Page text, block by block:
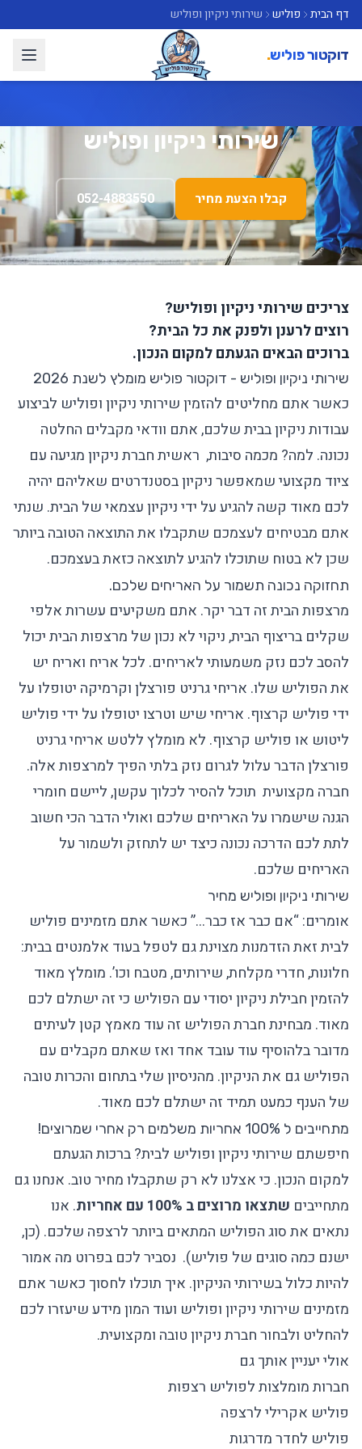
דף הבית פוליש שירותי ניקיון ופוליש
דוקטור פוליש.
שירותי ניקיון ופוליש
קבלו הצעת מחיר 052-4883550
צריכים שירותי ניקיון ופוליש?
רוצים לרענן ולפנק את כל הבית?
ברוכים הבאים הגעתם למקום הנכון.
שירותי ניקיון ופוליש - דוקטור פוליש מומלץ לשנת 2026
כאשר אתם מחליטים להזמין שירותי ניקיון ופוליש לביצוע
עבודות ניקיון בבית שלכם, אתם וודאי מקבלים החלטה
נכונה. למה? מכמה סיבות, ראשיתחברת ניקיוןמגיעה עם
ציוד מקצועי שמאפשר ניקיון בסטנדרטים שאליהם יהיה
לכם מאוד קשה להגיע על ידי ניקיון עצמאי של הבית. שנתי
אתם מבטיחים לעצמכם שתקבלו את התוצאה הטובה ביותר
שכן לא בטוח שתוכלו להגיע לתוצאה כזאת בעצמכם.
תחזוקה נכונה תשמור על האריחים שלכם.
מרצפות הבית זה דבר יקר. אתם משקיעים עשרות אלפי
שקלים בריצוף הבית, ניקוי לא נכון של מרצפות הבית יכול
להסב לכם נזק משמעותי לאריחים. לכל אריח ואריח יש
את הפוליש שלו. אריחי גרניט פורצלן וקרמיקה יטופלו על
ידי פוליש קרצוף. אריחי שיש וטרצו יטופלו על ידי פוליש
ליטוש או פוליש קרצוף. לא מומלץ ללטש אריחי גרניט
פורצלן הדבר עלול לגרום נזק בלתי הפיך למרצפות אלה.
חברה מקצועית תוכל להסיר לכלוך עקשן, ליישם חומרי
הגנה שישמרו על האריחים שלכם ואולי הדבר הכי חשוב
לתת לכם הדרכה נכונה כיצד יש לתחזק ולשמור על
האריחים שלכם.
שירותי ניקיון ופוליש מחיר
אומרים: “אם כבר אז כבר…” כאשר אתם מזמינים פוליש
לבית זאת הזדמנות מצוינת גם לטפל בעוד אלמנטים בבית:
חלונות, חדרי מקלחת, שירותים, מטבח וכו’. מומלץ מאוד
להזמין חבילת ניקיון יסודי עם הפוליש כי זה ישתלם לכם
מאוד. מבחינתחברת הפוליש זה עוד מאמץ קטן לעיתים
מדובר בלהוסיף עוד עובד אחד ואז שאתם מקבלים עם
הפוליש גם את הניקיון. מהניסיון שלי בתחום והכרות טובה
של הענף כמעט תמיד זה ישתלם לכם מאוד.
מתחייבים ל 100% אחריות משלמים רק אחרי שמרוצים!
חיפשתם שירותי ניקיון ופוליש לבית? ברכות הגעתם
למקום הנכון. כי אצלנו לא רק שתקבלומחירטוב. אנחנו גם
מתחייבים שתצאו מרוצים ב 100% עם אחריות
. אנו
נתאים את סוג הפוליש המתאים ביותר לרצפה שלכם. (כן,
ישנם כמה סוגים של פוליש). נסביר לכם בפרוט מה אמור
להיות כלול בשירותי הניקיון. איך תוכלו לחסוך כאשר אתם
מזמינים שירותי ניקיון ופוליש ועוד המון מידע שיעזרו לכם
להחליט ולבחורחברת ניקיון טובה ומקצועית.
אולי יעניין אותך גם
חברות מומלצות לפוליש רצפות
פוליש אקרילי לרצפה
פוליש לחדר מדרגות